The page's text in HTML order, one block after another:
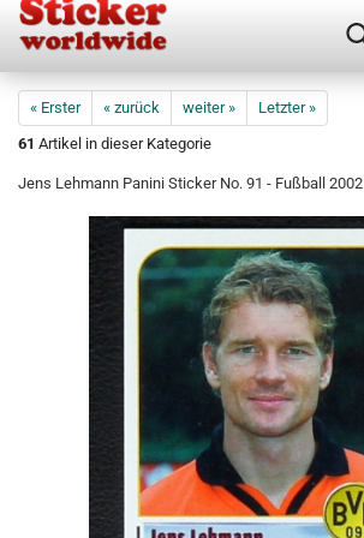
« Erster « zurück weiter »
Letzter »
61 Artikel in dieser Kategorie
Jens Lehmann Panini Sticker No. 91 - Fußball 2002